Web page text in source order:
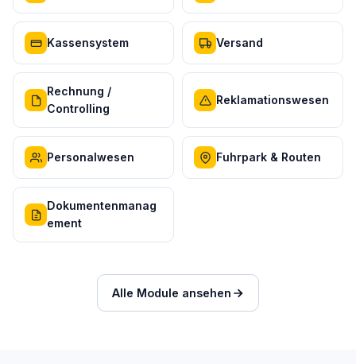
Kassensystem Versand
Rechnung /
Controlling
Reklamationswesen
Personalwesen Fuhrpark & Routen
Dokumentenmanag
ement
Alle Module ansehen